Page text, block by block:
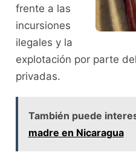
frente a las
incursiones
ilegales y la
explotación por parte
privadas.
También puede
madre en Nicaragua